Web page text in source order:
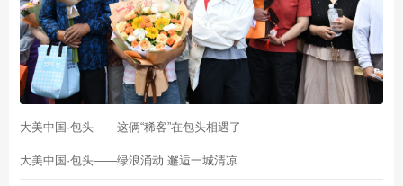
大美中国·包头——这俩“稀客”在包头相遇了
大美中国·包头——绿浪涌动 邂逅一城清凉